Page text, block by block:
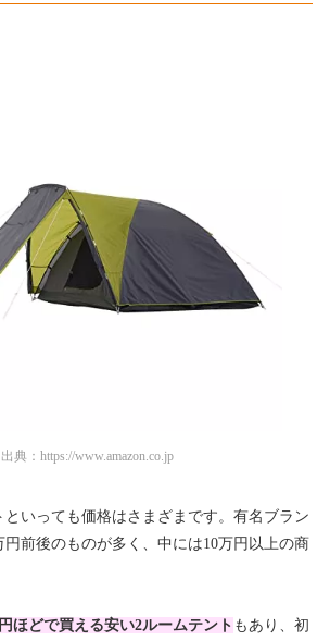
出典： https://www.amazon.co.jp
いっても価格はさまざまです。有名ブラン
円前後のものが多く、中には10万円以上の商
ほどで買える安い2ルームテント もあり、初